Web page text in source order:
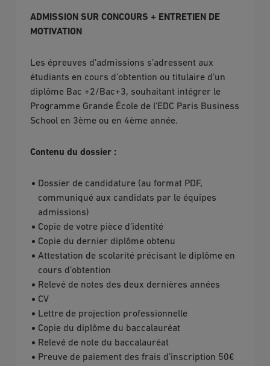
ADMISSION SUR CONCOURS + ENTRETIEN DE
MOTIVATION
Les épreuves d’admissions s’adressent aux
étudiants en cours d’obtention ou titulaire d’un
diplôme Bac +2/Bac+3, souhaitant intégrer le
Programme Grande École de l’EDC Paris Business
School en 3ème ou en 4ème année.
Contenu du dossier :
Dossier de candidature (au format PDF,
communiqué aux candidats par le équipes
admissions)
Copie de votre pièce d’identité
Copie du dernier diplôme obtenu
Attestation de scolarité précisant le diplôme en
cours d’obtention
Relevé de notes des deux dernières années
CV
Lettre de projection professionnelle
Copie du diplôme du baccalauréat
Relevé de note du baccalauréat
Preuve de paiement des frais d’inscription 50€